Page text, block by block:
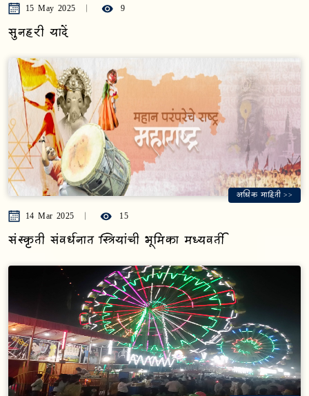
15 May 2025 9
सुनहरी यादें
अधिक माहिती >>
14 Mar 2025 15
संस्कृती संवर्धनात स्त्रियांची भूमिका मध्यवर्ती